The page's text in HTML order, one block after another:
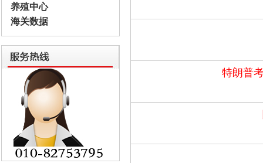
养殖中心
海关数据
特朗普